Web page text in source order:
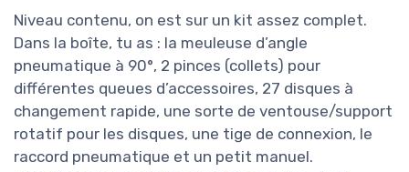
Niveau contenu, on est sur un kit assez complet.
Dans la boîte, tu as : la meuleuse d’angle
pneumatique à 90°, 2 pinces (collets) pour
différentes queues d’accessoires, 27 disques à
changement rapide, une sorte de ventouse/support
rotatif pour les disques, une tige de connexion, le
raccord pneumatique et un petit manuel.